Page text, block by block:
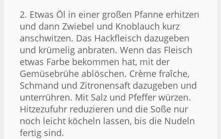
2. Etwas Öl in einer großen Pfanne erhitzen
und dann Zwiebel und Knoblauch kurz
anschwitzen. Das Hackfleisch dazugeben
und krümelig anbraten. Wenn das Fleisch
etwas Farbe bekommen hat, mit der
Gemüsebrühe ablöschen. Crème fraîche,
Schmand und Zitronensaft dazugeben und
unterrühren. Mit Salz und Pfeffer würzen.
Hitzezufuhr reduzieren und die Soße nur
noch leicht köcheln lassen, bis die Nudeln
fertig sind.